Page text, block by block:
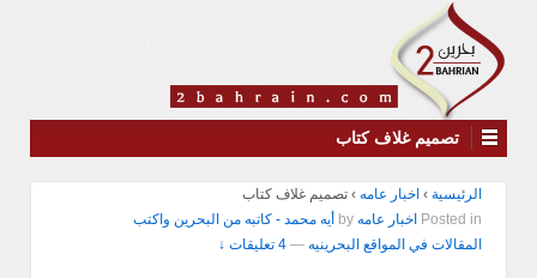
تصميم غلاف كتاب
الرئيسية › اخبار عامه › تصميم غلاف كتاب
Posted in اخبار عامه by أيه محمد - كاتبه من البحرين واكتب
المقالات في المواقع البحرينيه — 4 تعليقات ↓